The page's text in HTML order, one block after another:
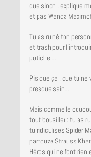
que sinon , explique
et pas Wanda
Tu as ruiné ton
et trash pour
potiche …
Pis que ça , que tu ne
presque sain…
Mais comme le
tout bousiller : tu as
tu ridiculises Spider
partouze Strauss
Héros qui ne font rien